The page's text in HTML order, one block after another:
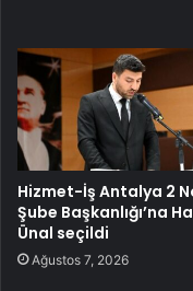
Hizmet-İş Antalya 2
Şube Başkanlığı’na
Ünal seçildi
Ağustos 7, 2026